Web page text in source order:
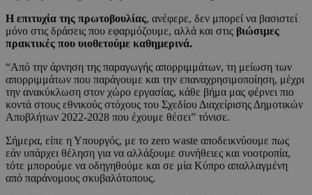
Η επιτυχία της πρωτοβουλίας, ανέφερε, δεν μπορεί να βασιστεί
μόνο στις δράσεις που εφαρμόζουμε, αλλά και στις βιώσιμες
πρακτικές που υιοθετούμε καθημερινά.
“Από την άρνηση της παραγωγής απορριμμάτων, τη μείωση των
απορριμμάτων που παράγουμε και την επαναχρησιμοποίηση, μέχρι
την ανακύκλωση στον χώρο εργασίας, κάθε βήμα μας φέρνει πιο
κοντά στους εθνικούς στόχους του Σχεδίου Διαχείρισης Δημοτικών
Αποβλήτων 2022-2028 που έχουμε θέσει” τόνισε.
Σήμερα, είπε η Υπουργός, με το zero waste αποδεικνύουμε πως
εάν υπάρχει θέληση για να αλλάξουμε συνήθειες και νοοτροπία,
τότε μπορούμε να οδηγηθούμε και σε μία Κύπρο απαλλαγμένη
από παράνομους σκυβαλότοπους.